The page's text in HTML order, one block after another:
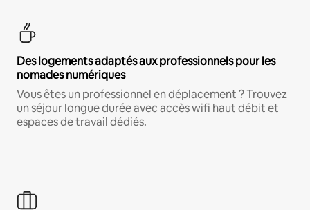
Des logements adaptés aux professionnels pour les
nomades numériques
Vous êtes un professionnel en déplacement ? Trouvez
un séjour longue durée avec accès wifi haut débit et
espaces de travail dédiés.